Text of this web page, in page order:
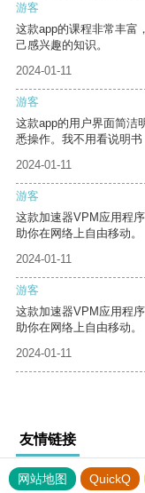
游客
这款app的课程非常丰富
己感兴趣的知识。
2024-01-11
游客
这款app的用户界面简洁
悉操作。我不用看说明书
2024-01-11
游客
这款加速器VPM应用程
助你在网络上自由移动。
2024-01-11
游客
这款加速器VPM应用程
助你在网络上自由移动。
2024-01-11
友情链接
网站地图 QuickQ